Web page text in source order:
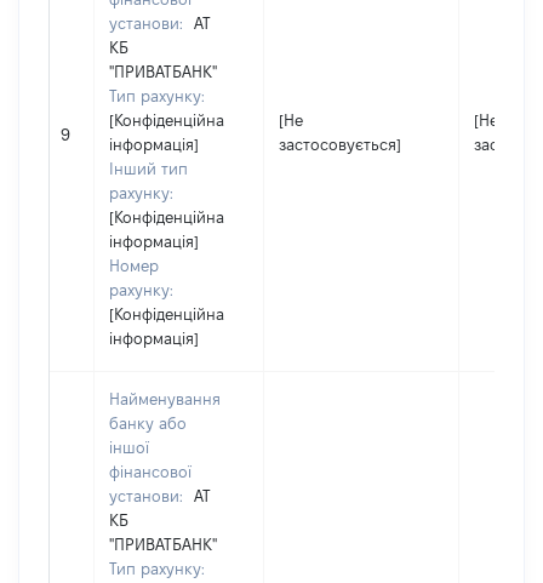
9
установи:
АТ
КБ
"ПРИВАТБАНК"
Тип рахунку:
[Конфіденційна
інформація]
Інший тип
рахунку:
[Конфіденційна
інформація]
Номер
рахунку:
[Конфіденційна
інформація]
[Не
застосовується]
[Не
Найменування
банку або
іншої
фінансової
установи:
АТ
КБ
"ПРИВАТБАНК"
Тип рахунку: